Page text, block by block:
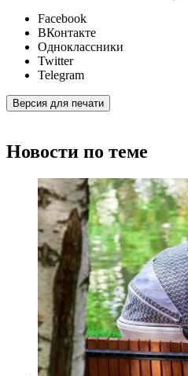
Facebook
ВКонтакте
Одноклассники
Twitter
Telegram
Версия для печати
Новости по теме